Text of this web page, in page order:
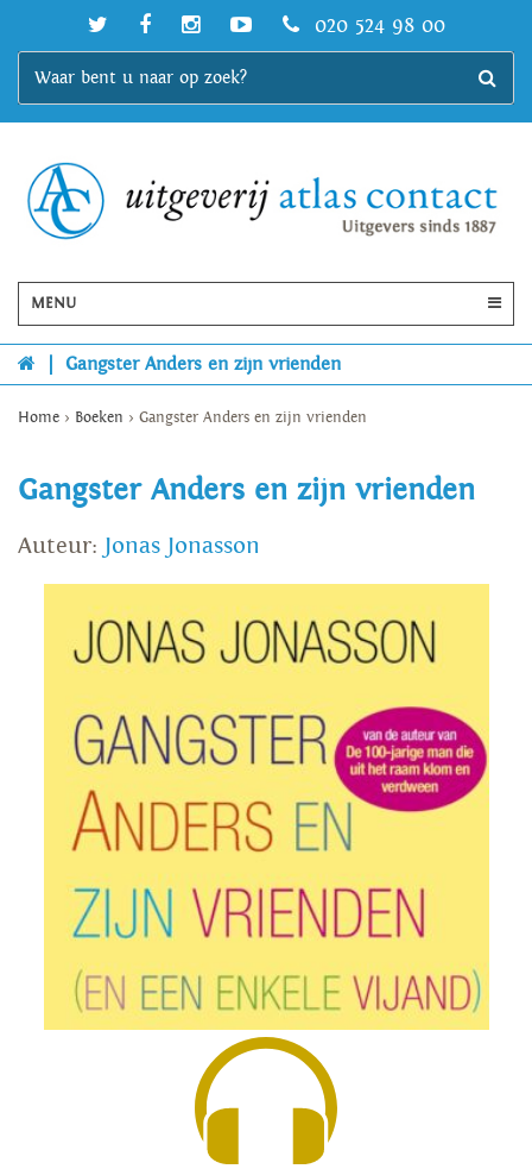
020 524 98 00
MENU
Gangster Anders en zijn vrienden
Home > Boeken > Gangster Anders en zijn vrienden
Gangster Anders en zijn vrienden
Auteur: Jonas Jonasson